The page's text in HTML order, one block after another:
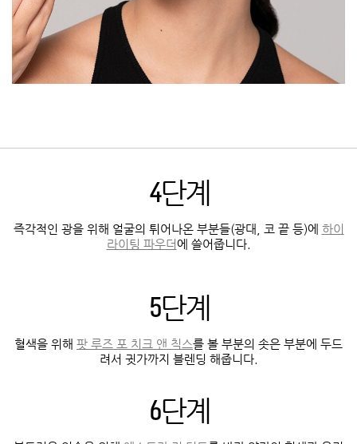
4단계
즉각적인 광을 위해 얼굴의 튀어나온 부분들(광대, 코 끝 등)에 하이
라이팅 파우더에 쓸어줍니다.
5단계
혈색을 위해 팟 루즈 포 치크 앤 칙스를 볼 부분의 솟은 부분에 두드
려서 귓가까지 블렌딩 해줍니다.
6단계